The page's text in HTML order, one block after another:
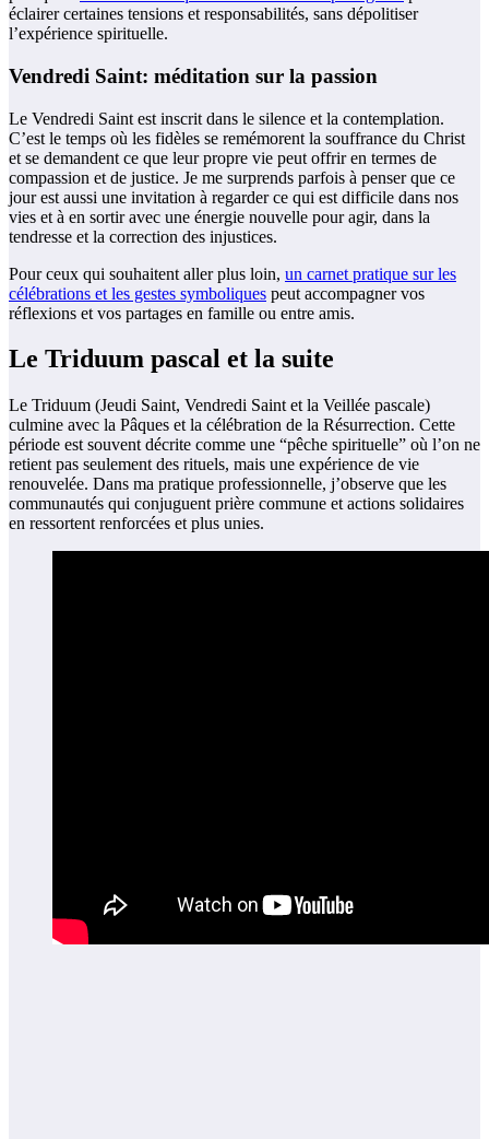
éclairer certaines tensions et responsabilités, sans dépolitiser
l’expérience spirituelle.
Vendredi Saint: méditation sur la passion
Le Vendredi Saint est inscrit dans le silence et la contemplation.
C’est le temps où les fidèles se remémorent la souffrance du Christ
et se demandent ce que leur propre vie peut offrir en termes de
compassion et de justice. Je me surprends parfois à penser que ce
jour est aussi une invitation à regarder ce qui est difficile dans nos
vies et à en sortir avec une énergie nouvelle pour agir, dans la
tendresse et la correction des injustices.
Pour ceux qui souhaitent aller plus loin, un carnet pratique sur les
célébrations et les gestes symboliques peut accompagner vos
réflexions et vos partages en famille ou entre amis.
Le Triduum pascal et la suite
Le Triduum (Jeudi Saint, Vendredi Saint et la Veillée pascale)
culmine avec la Pâques et la célébration de la Résurrection. Cette
période est souvent décrite comme une “pêche spirituelle” où l’on ne
retient pas seulement des rituels, mais une expérience de vie
renouvelée. Dans ma pratique professionnelle, j’observe que les
communautés qui conjuguent prière commune et actions solidaires
en ressortent renforcées et plus unies.